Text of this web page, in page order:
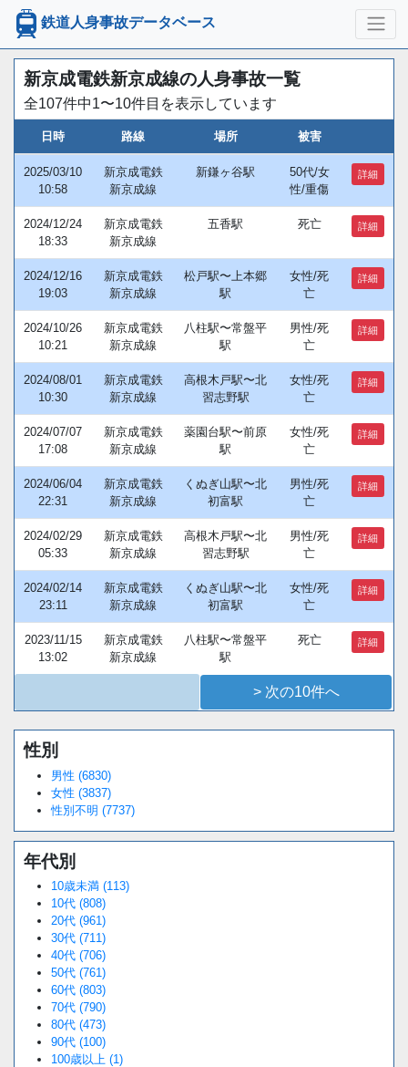
鉄道人身事故データベース
新京成電鉄新京成線の人身事故一覧
全107件中1〜10件目を表示しています
日時 路線 場所 被害
2025/03/10
10:58
新京成電鉄
新京成線
新鎌ヶ谷駅
50代/女
性/重傷
詳細
2024/12/24
18:33
新京成電鉄
新京成線
五香駅 死亡 詳細
2024/12/16
19:03
新京成電鉄
新京成線
松戸駅〜上本郷
駅
女性/死
亡
詳細
2024/10/26
10:21
新京成電鉄
新京成線
八柱駅〜常盤平
駅
男性/死
亡
詳細
2024/08/01
10:30
新京成電鉄
新京成線
高根木戸駅〜北
習志野駅
女性/死
亡
詳細
2024/07/07
17:08
新京成電鉄
新京成線
薬園台駅〜前原
駅
女性/死
亡
詳細
2024/06/04
22:31
新京成電鉄
新京成線
くぬぎ山駅〜北
初富駅
男性/死
亡
詳細
2024/02/29
05:33
新京成電鉄
新京成線
高根木戸駅〜北
習志野駅
男性/死
亡
詳細
2024/02/14
23:11
新京成電鉄
新京成線
くぬぎ山駅〜北
初富駅
女性/死
亡
詳細
2023/11/15
13:02
新京成電鉄
新京成線
八柱駅〜常盤平
駅
死亡 詳細
> 次の10件へ
Unmute
性別
男性 (6830)
女性 (3837)
性別不明 (7737)
年代別
10歳未満 (113)
10代 (808)
20代 (961)
30代 (711)
40代 (706)
50代 (761)
60代 (803)
70代 (790)
80代 (473)
90代 (100)
100歳以上 (1)